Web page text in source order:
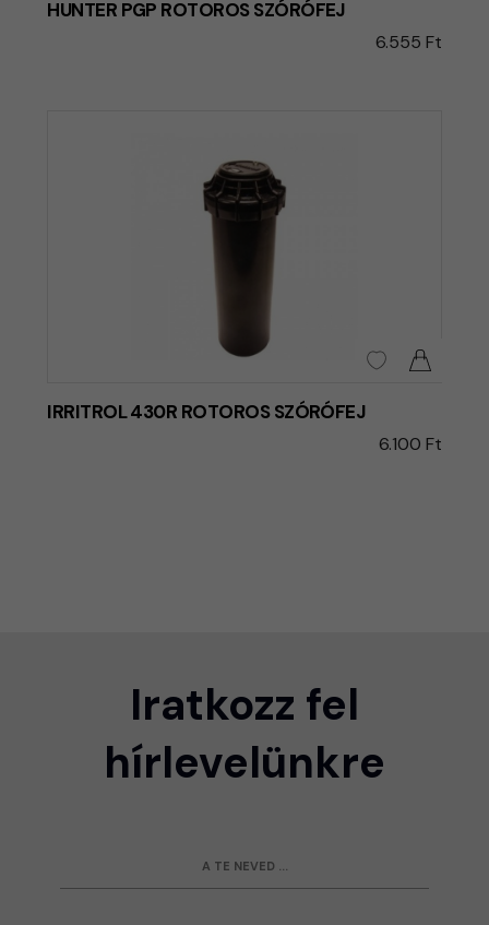
HUNTER PGP ROTOROS SZÓRÓFEJ
6.555 Ft
IRRITROL 430R ROTOROS SZÓRÓFEJ
6.100 Ft
Iratkozz fel
hírlevelünkre